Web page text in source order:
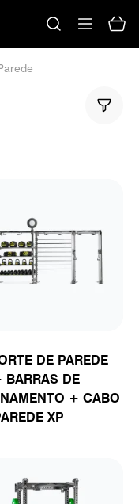
DE PAREDE
BARRAS DE
+ CABO
XP